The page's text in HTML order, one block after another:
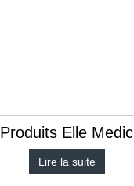
Produits Elle Medic
Lire la suite